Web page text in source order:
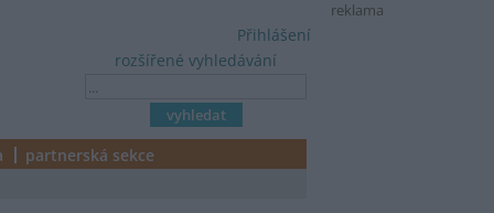
reklama
rozšířené vyhledávání
Přihlášení
partnerská sekce